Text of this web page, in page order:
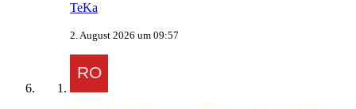
TeKa
2. August 2026 um 09:57